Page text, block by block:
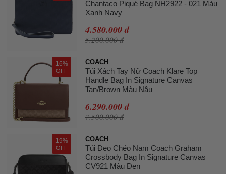
Chantaco Piqué Bag NH2922 - 021 Màu
Xanh Navy
4.580.000 đ
5.200.000 đ
16%
OFF
COACH
Túi Xách Tay Nữ Coach Klare Top
Handle Bag In Signature Canvas
Tan/Brown Màu Nâu
6.290.000 đ
7.500.000 đ
19%
OFF
COACH
Túi Đeo Chéo Nam Coach Graham
Crossbody Bag In Signature Canvas
CV921 Màu Đen